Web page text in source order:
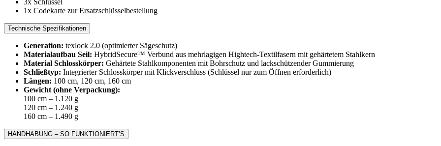
1x Codekarte zur Ersatzschlüsselbestellung
Technische Spezifikationen
Generation: texlock 2.0 (optimierter Sägeschutz)
Materialaufbau Seil: HybridSecure™ Verbund aus mehrlagigen Hightech-Textilfasern mit gehärtetem Stahlkern
Material Schlosskörper: Gehärtete Stahlkomponenten mit Bohrschutz und lackschützender Gummierung
Schließtyp: Integrierter Schlosskörper mit Klickverschluss (Schlüssel nur zum Öffnen erforderlich)
Längen: 100 cm, 120 cm, 160 cm
Gewicht (ohne Verpackung):
100 cm – 1.120 g
120 cm – 1.240 g
160 cm – 1.490 g
HANDHABUNG – SO FUNKTIONIERT’S